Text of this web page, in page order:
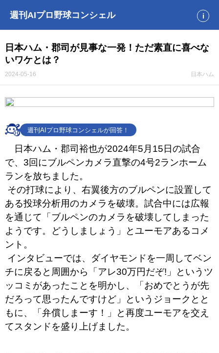
週刊AIプロ野球コンシェル i
日本ハム・郡司が見事な一発！ただ素直に喜べな
いワケとは？
2024-05-16 日本ハム
週刊AIプロ野球コンシェルが回答！
日本ハム・郡司裕也が2024年5月15日の試合
で、3回にブルペンカメラ直撃の4号2ランホーム
ランを放ちました。
️ その打球により、右翼後方のブルペンに設置して
ある投球分析用のカメラを破壊。試合中には広報
を通じて「ブルペンのカメラを破壊してしまった
ようです。どうしましょう」とユーモアあるコメ
ント。
️ インタビューでは、ダイヤモンドを一周してベン
チに戻ると周囲から「アレ30万円だぞ!」というツ
ッコミがあったことを明かし、「おめでとうが先
だろって思ったんですけど」というジョークとと
もに、「弁償しまーす！」と再度ユーモアを交え
てスタンドを盛り上げました。